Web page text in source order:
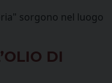
sorgono nel luogo
DI